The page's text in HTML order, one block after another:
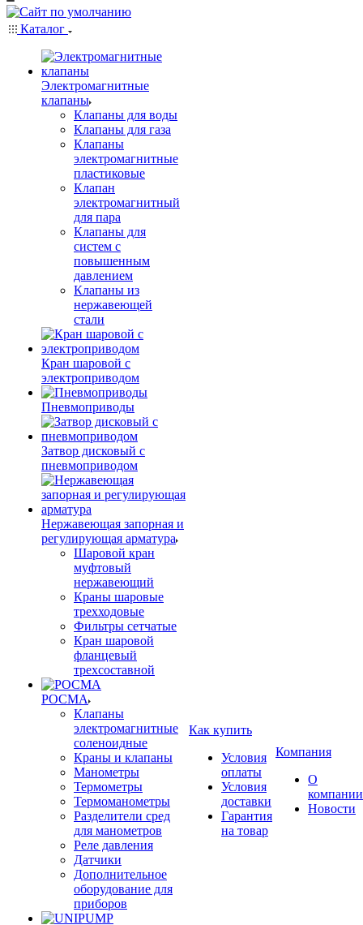
Каталог
Электромагнитные
клапаны
Клапаны для воды
Клапаны для газа
Клапаны
электромагнитные
пластиковые
Клапан
электромагнитный
для пара
Клапаны для
систем с
повышенным
давлением
Клапаны из
нержавеющей
стали
Кран шаровой с
электроприводом
Пневмоприводы
Затвор дисковый с
пневмоприводом
Нержавеющая запорная и
регулирующая арматура
Шаровой кран
муфтовый
нержавеющий
Краны шаровые
трехходовые
Фильтры сетчатые
Кран шаровой
фланцевый
трехсоставной
РОСМА
Клапаны
электромагнитные
соленоидные
Краны и клапаны
Манометры
Термометры
Термоманометры
Разделители сред
для манометров
Реле давления
Датчики
Дополнительное
оборудование для
приборов
Как купить
Условия
оплаты
Условия
доставки
Гарантия
на товар
Компания
О
компании
Новости